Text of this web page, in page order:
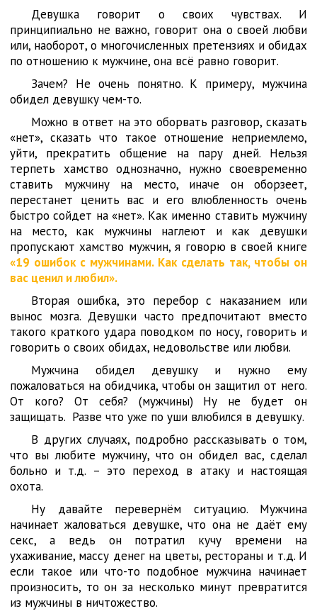
Девушка говорит о своих чувствах. И
принципиально не важно, говорит она о своей любви
или, наоборот, о многочисленных претензиях и обидах
по отношению к мужчине, она всё равно говорит.
Зачем? Не очень понятно. К примеру, мужчина
обидел девушку чем-то.
Можно в ответ на это оборвать разговор, сказать
«нет», сказать что такое отношение неприемлемо,
уйти, прекратить общение на пару дней. Нельзя
терпеть хамство однозначно, нужно своевременно
ставить мужчину на место, иначе он оборзеет,
перестанет ценить вас и его влюбленность очень
быстро сойдет на «нет». Как именно ставить мужчину
на место, как мужчины наглеют и как девушки
пропускают хамство мужчин, я говорю в своей книге
«19 ошибок с мужчинами. Как сделать так, чтобы он
вас ценил и любил».
Вторая ошибка, это перебор с наказанием или
вынос мозга. Девушки часто предпочитают вместо
такого краткого удара поводком по носу, говорить и
говорить о своих обидах, недовольстве или любви.
Мужчина обидел девушку и нужно ему
пожаловаться на обидчика, чтобы он защитил от него.
От кого? От себя? (мужчины) Ну не будет он
защищать. Разве что уже по уши влюбился в девушку.
В других случаях, подробно рассказывать о том,
что вы любите мужчину, что он обидел вас, сделал
больно и т.д. – это переход в атаку и настоящая
охота.
Ну давайте перевернём ситуацию. Мужчина
начинает жаловаться девушке, что она не даёт ему
секс, а ведь он потратил кучу времени на
ухаживание, массу денег на цветы, рестораны и т.д. И
если такое или что-то подобное мужчина начинает
произносить, то он за несколько минут превратится
из мужчины в ничтожество.